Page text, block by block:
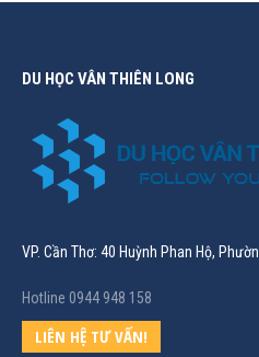
DU HỌC VÂN THIÊN LONG
VP. Cần Thơ: 40 Huỳnh Phan Hộ,
Hotline 0944 948 158
LIÊN HỆ TƯ VẤN!